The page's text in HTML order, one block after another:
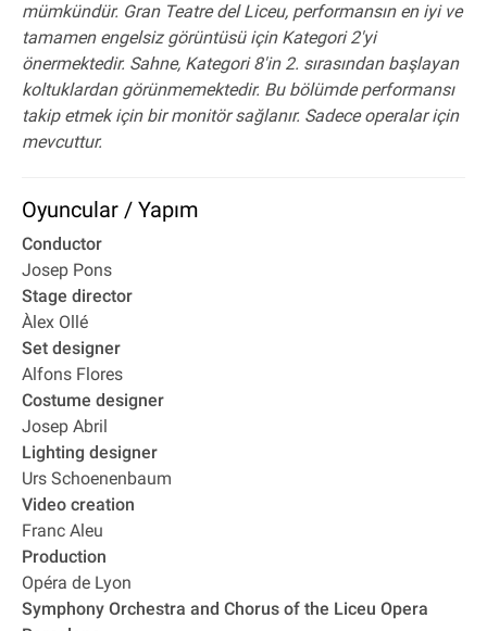
mümkündür. Gran Teatre del Liceu, performansın en iyi ve
tamamen engelsiz görüntüsü için Kategori 2'yi
önermektedir. Sahne, Kategori 8'in 2. sırasından başlayan
koltuklardan görünmemektedir. Bu bölümde performansı
takip etmek için bir monitör sağlanır. Sadece operalar için
mevcuttur.
Oyuncular / Yapım
Conductor
Josep Pons
Stage director
Àlex Ollé
Set designer
Alfons Flores
Costume designer
Josep Abril
Lighting designer
Urs Schoenenbaum
Video creation
Franc Aleu
Production
Opéra de Lyon
Symphony Orchestra and Chorus of the Liceu Opera